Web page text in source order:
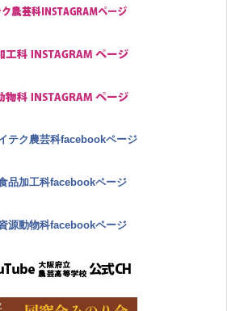
テク農芸科facebookページ
品加工科facebookページ
源動物科facebookページ